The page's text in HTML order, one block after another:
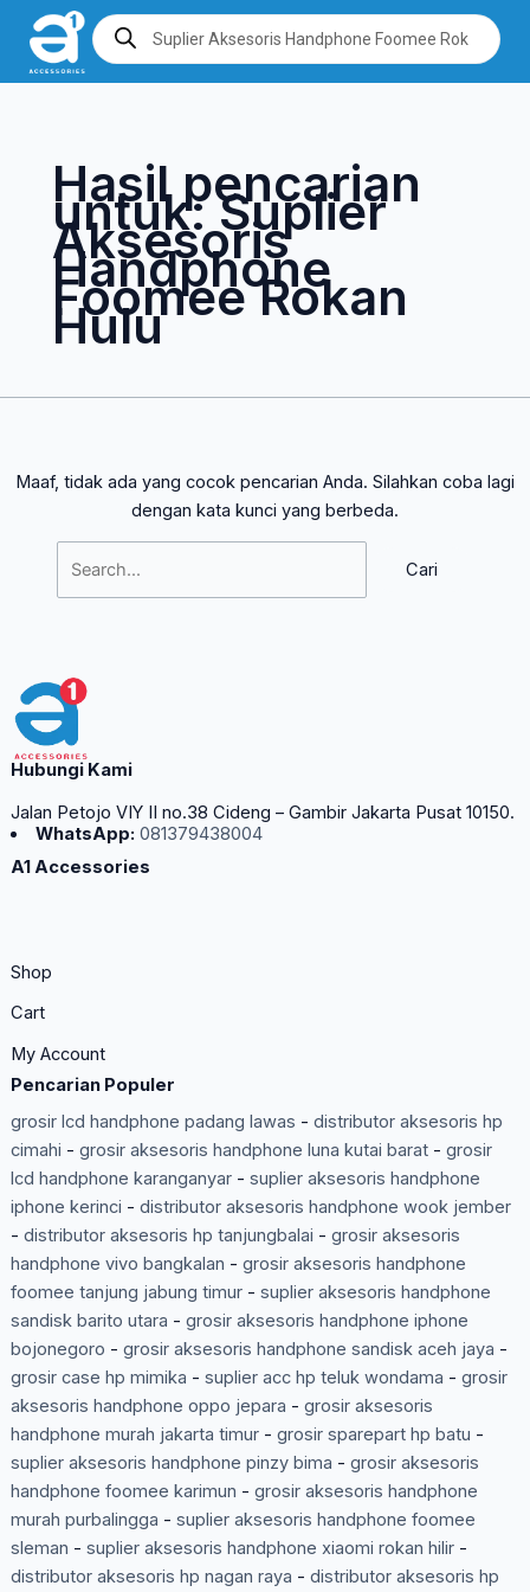
Lewati
konten
Products
search
Hasil pencarian
untuk:Suplier
Aksesoris
Handphone
Foomee Rokan
Hulu
Maaf, tidak ada yang cocok pencarian Anda. Silahkan coba lagi
dengan kata kunci yang berbeda.
Cari
untuk:
Hubungi Kami
Jalan Petojo VIY II no.38 Cideng – Gambir Jakarta Pusat 10150.
WhatsApp: 081379438004
A1 Accessories
Shop
Cart
My Account
Pencarian Populer
grosir lcd handphone padang lawas - distributor aksesoris hp
cimahi - grosir aksesoris handphone luna kutai barat- grosir
lcd handphone karanganyar- suplier aksesoris handphone
iphone kerinci - distributor aksesoris handphone wook jember
- distributor aksesoris hp tanjungbalai - grosir aksesoris
handphone vivo bangkalan - grosir aksesoris handphone
foomee tanjung jabung timur- suplier aksesoris handphone
sandisk barito utara - grosir aksesoris handphone iphone
bojonegoro - grosir aksesoris handphone sandisk aceh jaya -
grosir case hp mimika - suplier acc hp teluk wondama - grosir
aksesoris handphone oppo jepara - grosir aksesoris
handphone murah jakarta timur- grosir sparepart hp batu -
suplier aksesoris handphone pinzy bima - grosir aksesoris
handphone foomee karimun - grosir aksesoris handphone
murah purbalingga - suplier aksesoris handphone foomee
sleman - suplier aksesoris handphone xiaomi rokan hilir-
distributor aksesoris hp nagan raya - distributor aksesoris hp